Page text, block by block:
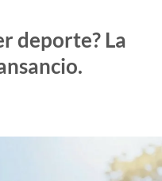
deporte? La